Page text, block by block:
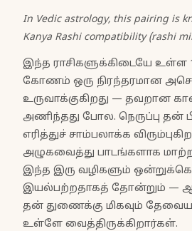
In Vedic astrology, this pairing is
Kanya Rashi compatibility (rashi
இந்த ராசிகளுக்கிடையே உள்ள
கோணம் ஒரு நிரந்தரமான
உருவாக்குகிறது — தவறான
அணிந்தது போல. நெருப்பு தன்
எரித்துச் சாம்பலாக்க
அழுகவைத்து பாடங்களாக மாற்ற
இந்த இரு வழிகளும்
இயல்பற்றதாகத் தோன்றும் —
தன் துணைக்கு மிகவும்
உள்ளே வைத்திருக்கிறார்கள்.